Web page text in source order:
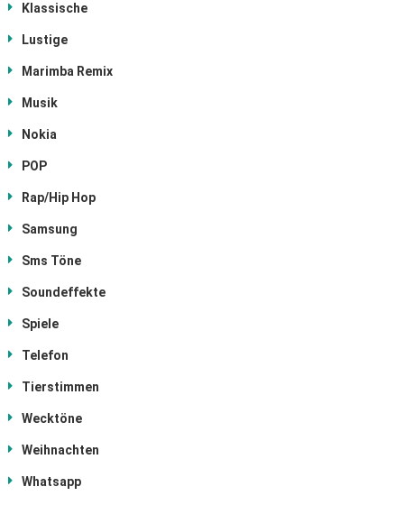
Klassische
Lustige
Marimba Remix
Musik
Nokia
POP
Rap/Hip Hop
Samsung
Sms Töne
Soundeffekte
Spiele
Telefon
Tierstimmen
Wecktöne
Weihnachten
Whatsapp